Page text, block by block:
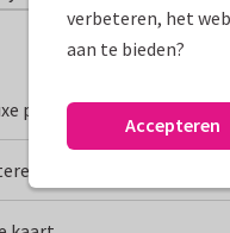
papiersoorten
verbeteren, het
aan te bieden?
Accepteren